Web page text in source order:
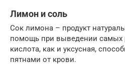
Лимон и соль
Сок лимона – продукт
помощь при выведении самых
кислота, как и уксусная,
пятнами от крови.